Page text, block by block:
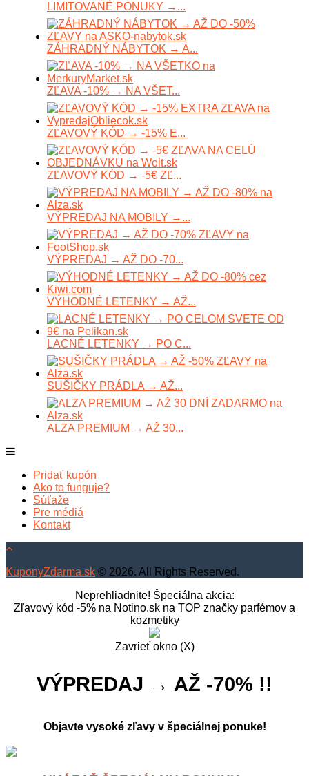
LIMITOVANÉ PONUKY →...
ZÁHRADNÝ NÁBYTOK → A...
ZĽAVA -10% → NA VŠET...
ZĽAVOVÝ KÓD → -15% E...
ZĽAVOVÝ KÓD → -5€ ZĽ...
VÝPREDAJ NA MOBILY →...
VÝPREDAJ → AŽ DO -70...
VÝHODNÉ LETENKY → AŽ...
LACNÉ LETENKY → PO C...
SUŠIČKY PRÁDLA → AŽ...
ALZA PREMIUM → AŽ 30...
Pridať kupón
Ako to funguje?
Súťaže
Pre médiá
Kontakt
KuponyZdarma.sk © 2026. All Rights Reserved.
Neprehliadnite! Špeciálna akcia:
Zľavový kód -5% na Notino.sk na TOP značky parfémov a
kozmetiky
Zavrieť okno (X)
VÝPREDAJ → AŽ -70% !!
Objavte vysoké zľavy v špeciálnej ponuke!